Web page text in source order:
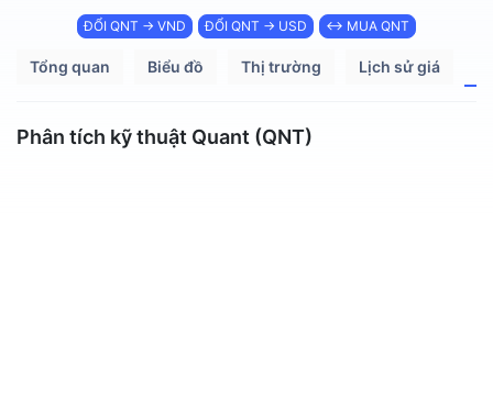
ĐỔI QNT → VND ĐỔI QNT → USD ↔ MUA QNT
Tổng quan Biểu đồ Thị trường Lịch sử giá
Phân tích kỹ thuật Quant (QNT)